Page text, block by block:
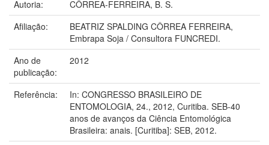
Autoria:
CÔRREA-FERREIRA, B. S.
Afiliação:
BEATRIZ SPALDING CÔRREA FERREIRA,
Embrapa Soja / Consultora FUNCREDI.
Ano de
publicação:
2012
Referência:
In: CONGRESSO BRASILEIRO DE
ENTOMOLOGIA, 24., 2012, Curitiba. SEB-40
anos de avanços da Ciência Entomológica
Brasileira: anais. [Curitiba]: SEB, 2012.